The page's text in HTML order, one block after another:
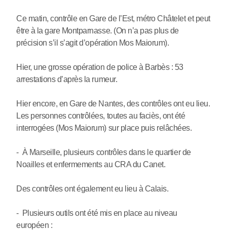
Ce matin, contrôle en Gare de l’Est, métro Châtelet et peut
être à la gare Montparnasse. (On n’a pas plus de
précision s’il s’agit d’opération Mos Maiorum).
Hier, une grosse opération de police à Barbès : 53
arrestations d’après la rumeur.
Hier encore, en Gare de Nantes, des contrôles ont eu lieu.
Les personnes contrôlées, toutes au faciès, ont été
interrogées (Mos Maiorum) sur place puis relâchées.
- À Marseille, plusieurs contrôles dans le quartier de
Noailles et enfermements au CRA du Canet.
Des contrôles ont également eu lieu à Calais.
- Plusieurs outils ont été mis en place au niveau
européen :